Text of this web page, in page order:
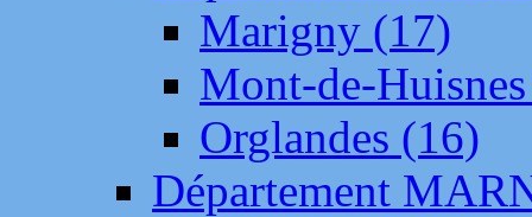
Marigny (17)
Mont-de-
Orglandes (16)
Département